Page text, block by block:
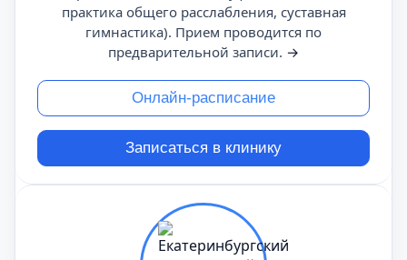
практика общего расслабления, суставная
гимнастика). Прием проводится по
предварительной записи. →
Онлайн-расписание
Записаться в клинику